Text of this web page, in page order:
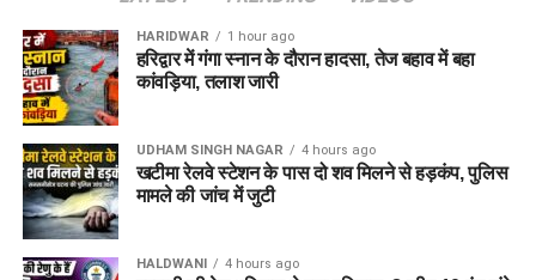
HARIDWAR 1 hour ago
हरिद्वार में गंगा स्नान के दौरान हादसा, तेज बहाव में बहा
कांवड़िया, तलाश जारी
UDHAM SINGH NAGAR 4 hours ago
खटीमा रेलवे स्टेशन के पास दो शव मिलने से हड़कंप, पुलिस
मामले की जांच में जुटी
HALDWANI 4 hours ago